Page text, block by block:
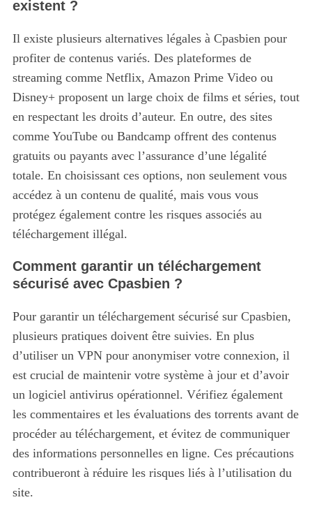
existent ?
Il existe plusieurs alternatives légales à Cpasbien pour
profiter de contenus variés. Des plateformes de
streaming comme Netflix, Amazon Prime Video ou
Disney+ proposent un large choix de films et séries, tout
en respectant les droits d’auteur. En outre, des sites
comme YouTube ou Bandcamp offrent des contenus
gratuits ou payants avec l’assurance d’une légalité
totale. En choisissant ces options, non seulement vous
accédez à un contenu de qualité, mais vous vous
protégez également contre les risques associés au
téléchargement illégal.
Comment garantir un téléchargement
sécurisé avec Cpasbien ?
Pour garantir un téléchargement sécurisé sur Cpasbien,
plusieurs pratiques doivent être suivies. En plus
d’utiliser un VPN pour anonymiser votre connexion, il
est crucial de maintenir votre système à jour et d’avoir
un logiciel antivirus opérationnel. Vérifiez également
les commentaires et les évaluations des torrents avant de
procéder au téléchargement, et évitez de communiquer
des informations personnelles en ligne. Ces précautions
contribueront à réduire les risques liés à l’utilisation du
site.